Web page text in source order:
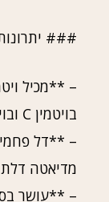
###
– **מכיל
בויטמין C ובויטמינים מסוג B.
– **דל
מדיאטה
– **עושר